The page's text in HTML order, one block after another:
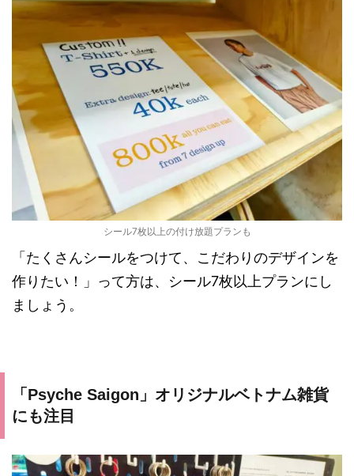
シール7枚以上の付け放題プランも
「たくさんシールをつけて、こだわりのデザインを
作りたい！」って方は、シール7枚以上プランにし
ましょう。
「Psyche Saigon」オリジナルベトナム雑貨
にも注目